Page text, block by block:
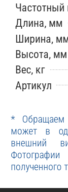
Частотный
Длина, мм
Ширина,
Высота, мм
Вес, кг
Артикул
* Обращаем
может в
внешний
полученного